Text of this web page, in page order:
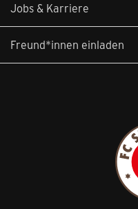
Jobs & Karriere
Freund*innen einladen